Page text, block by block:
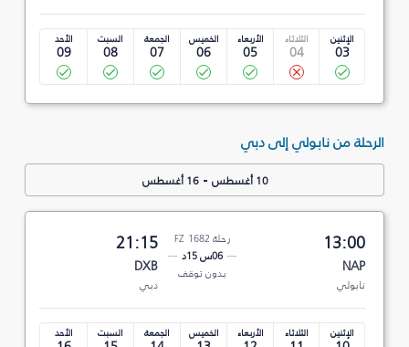
الإثنين
03
الثلاثاء
04
الأربعاء
05
الخميس
06
الجمعة
07
السبت
08
الأحد
09
الرحلة من نابولي إلى دبي
10 أغسطس -16 أغسطس
13:00
NAP
نابولي
رحلة FZ 1682
06س 15د
بدون توقف
21:15
DXB
دبي
الإثنين الثلاثاء الأربعاء الخميس الجمعة السبت الأحد